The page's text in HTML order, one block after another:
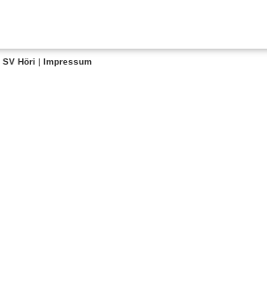
SV Höri | Impressum